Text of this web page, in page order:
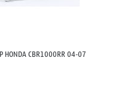
HONDA CBR1000RR 04-07